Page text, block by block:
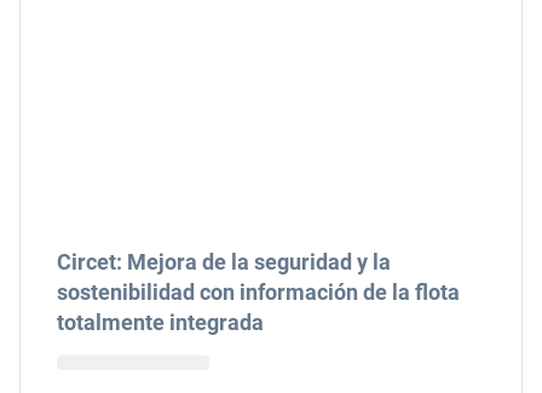
Circet: Mejora de la seguridad y la
sostenibilidad con información de la flota
totalmente integrada